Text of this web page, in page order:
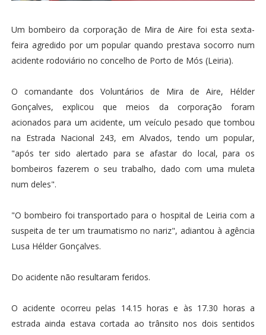
Um bombeiro da corporação de Mira de Aire foi esta sexta-
feira agredido por um popular quando prestava socorro num
acidente rodoviário no concelho de Porto de Mós (Leiria).
O comandante dos Voluntários de Mira de Aire, Hélder
Gonçalves, explicou que meios da corporação foram
acionados para um acidente, um veículo pesado que tombou
na Estrada Nacional 243, em Alvados, tendo um popular,
"após ter sido alertado para se afastar do local, para os
bombeiros fazerem o seu trabalho, dado com uma muleta
num deles".
"O bombeiro foi transportado para o hospital de Leiria com a
suspeita de ter um traumatismo no nariz", adiantou à agência
Lusa Hélder Gonçalves.
Do acidente não resultaram feridos.
O acidente ocorreu pelas 14.15 horas e às 17.30 horas a
estrada ainda estava cortada ao trânsito nos dois sentidos